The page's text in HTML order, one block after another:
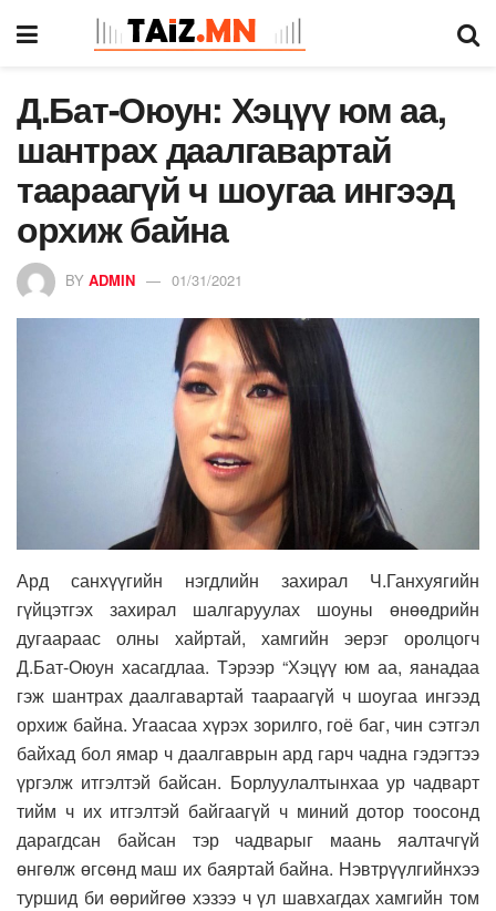
Д.Бат-Оюун: Хэцүү юм аа,
шантрах даалгавартай
таараагүй ч шоугаа ингээд
орхиж байна
BY ADMIN 01/31/2021
Ард санхүүгийн нэгдлийн захирал Ч.Ганхуягийн
гүйцэтгэх захирал шалгаруулах шоуны өнөөдрийн
дугаараас олны хайртай, хамгийн эерэг оролцогч
Д.Бат-Оюун хасагдлаа. Тэрээр “Хэцүү юм аа, яанадаа
гэж шантрах даалгавартай таараагүй ч шоугаа ингээд
орхиж байна. Угаасаа хүрэх зорилго, гоё баг, чин сэтгэл
байхад бол ямар ч даалгаврын ард гарч чадна гэдэгтээ
үргэлж итгэлтэй байсан. Борлуулалтынхаа ур чадварт
тийм ч их итгэлтэй байгаагүй ч миний дотор тоосонд
дарагдсан байсан тэр чадварыг маань яалтачгүй
өнгөлж өгсөнд маш их баяртай байна. Нэвтрүүлгийнхээ
туршид би өөрийгөө хэзээ ч үл шавхагдах хамгийн том